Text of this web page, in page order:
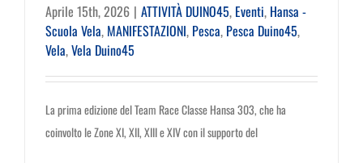
Aprile 15th, 2026 | ATTIVITÀ DUINO45, Eventi, Hansa -
Scuola Vela, MANIFESTAZIONI, Pesca, Pesca Duino45,
Vela,Vela Duino45
La prima edizione del Team Race Classe Hansa 303, che ha
coinvolto le Zone XI, XII, XIII e XIV con il supporto del